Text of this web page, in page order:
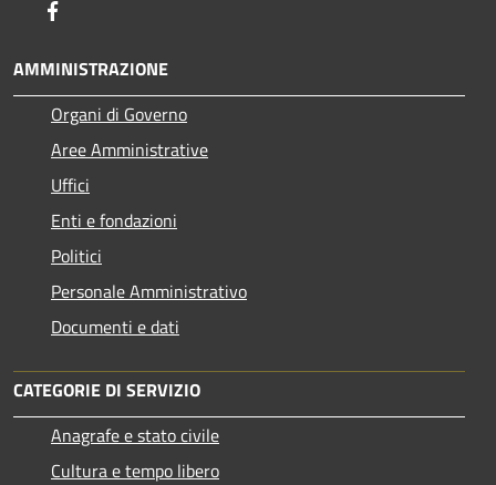
AMMINISTRAZIONE
Organi di Governo
Aree Amministrative
Uffici
Enti e fondazioni
Politici
Personale Amministrativo
Documenti e dati
CATEGORIE DI SERVIZIO
Anagrafe e stato civile
Cultura e tempo libero